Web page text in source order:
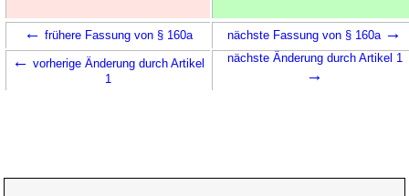
← frühere Fassung von § 160a nächste Fassung von § 160a →
← vorherige Änderung durch Artikel
1
nächste Änderung durch Artikel 1
→